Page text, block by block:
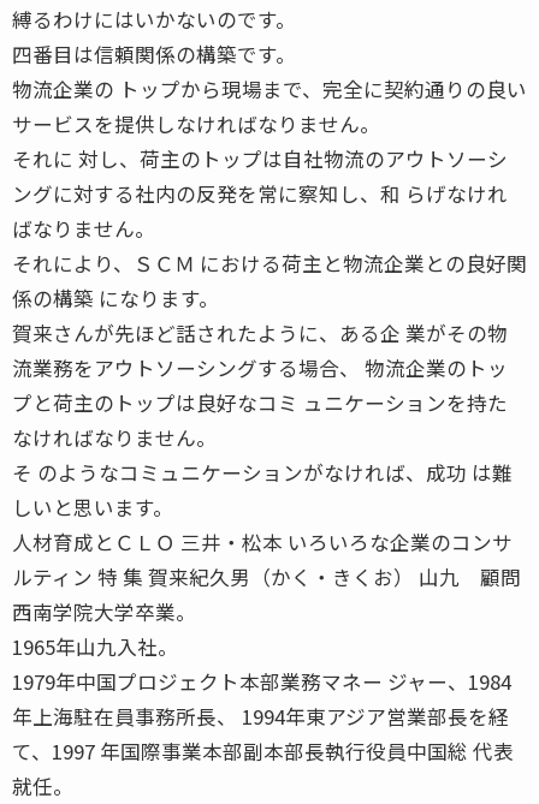
縛るわけにはいかないのです。
四番目は信頼関係の構築です。
物流企業の トップから現場まで、完全に契約通りの良い
サービスを提供しなければなりません。
それに 対し、荷主のトップは自社物流のアウトソーシ
ングに対する社内の反発を常に察知し、和 らげなけれ
ばなりません。
それにより、ＳＣＭ における荷主と物流企業との良好関
係の構築 になります。
賀来さんが先ほど話されたように、ある企 業がその物
流業務をアウトソーシングする場合、 物流企業のトッ
プと荷主のトップは良好なコミ ュニケーションを持た
なければなりません。
そ のようなコミュニケーションがなければ、成功 は難
しいと思います。
人材育成とＣＬＯ 三井・松本 いろいろな企業のコンサ
ルティン 特 集 賀来紀久男（かく・きくお） 山九 顧問
西南学院大学卒業。
1965年山九入社。
1979年中国プロジェクト本部業務マネー ジャー、1984
年上海駐在員事務所長、 1994年東アジア営業部長を経
て、1997 年国際事業本部副本部長執行役員中国総 代表
就任。